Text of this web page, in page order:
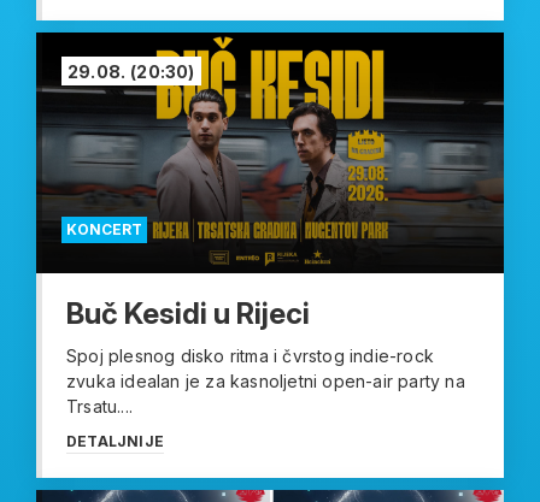
KONCERT
29.08. (20:30)
Buč Kesidi u Rijeci
Spoj plesnog disko ritma i čvrstog indie-rock
zvuka idealan je za kasnoljetni open-air party na
Trsatu....
DETALJNIJE